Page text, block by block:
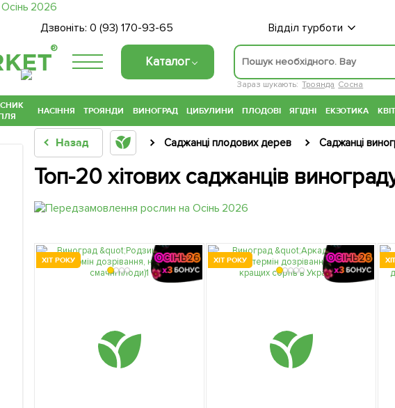
Дзвоніть: 0 (93) 170-93-65 Відділ турботи
®
Каталог
Зараз шукають: Троянда Сосна
НАСІННЯ ТРОЯНДИ ВИНОГРАД ЦИБУЛИНИ ПЛОДОВІ ЯГІДНІ ЕКЗОТИКА
Назад Саджанці плодових дерев Саджанці
Топ-20 хітових саджанців
ХІТ РОКУ ХІТ РОКУ